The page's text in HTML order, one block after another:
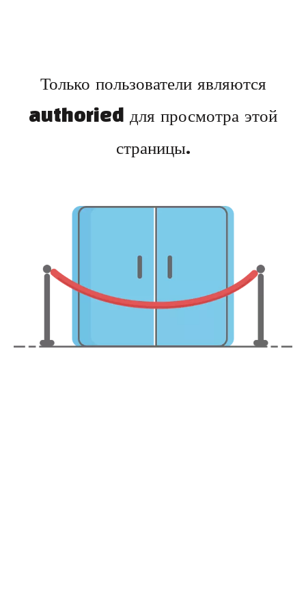
Только пользователи являются
authoried для просмотра этой
страницы.